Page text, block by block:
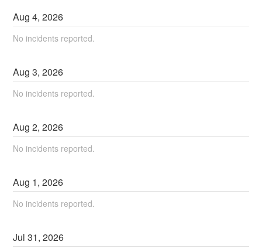
Aug4,2026
No incidents reported.
Aug3,2026
No incidents reported.
Aug2,2026
No incidents reported.
Aug 1,2026
No incidents reported.
Jul31,2026